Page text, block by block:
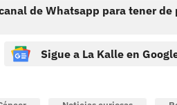
de Whatsapp para tener
Sigue a La Kalle en